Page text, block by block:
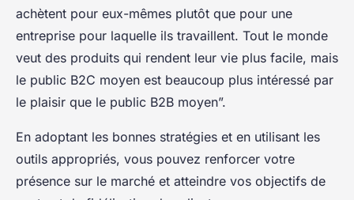
achètent pour eux-mêmes plutôt que pour une
entreprise pour laquelle ils travaillent. Tout le monde
veut des produits qui rendent leur vie plus facile, mais
le public B2C moyen est beaucoup plus intéressé par
le plaisir que le public B2B moyen”.
En adoptant les bonnes stratégies et en utilisant les
outils appropriés, vous pouvez renforcer votre
présence sur le marché et atteindre vos objectifs de